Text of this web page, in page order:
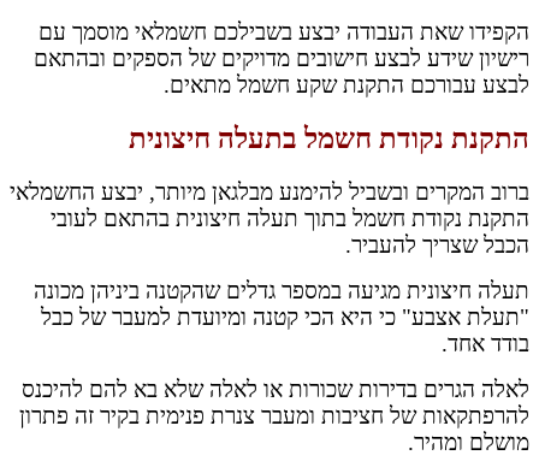
הקפידו שאת העבודה יבצע בשבילכם חשמלאי מוסמך עם
רישיון שידע לבצע חישובים מדויקים של הספקים ובהתאם
לבצע עבורכם התקנת שקע חשמל מתאים.
התקנת נקודת חשמל בתעלה חיצונית
ברוב המקרים ובשביל להימנע מבלגאן מיותר, יבצע החשמלאי
התקנת נקודת חשמל בתוך תעלה חיצונית בהתאם לעובי
הכבל שצריך להעביר.
תעלה חיצונית מגיעה במספר גדלים שהקטנה ביניהן מכונה
"תעלת אצבע" כי היא הכי קטנה ומיועדת למעבר של כבל
בודד אחד.
לאלה הגרים בדירות שכורות או לאלה שלא בא להם להיכנס
להרפתקאות של חציבות ומעבר צנרת פנימית בקיר זה פתרון
מושלם ומהיר.